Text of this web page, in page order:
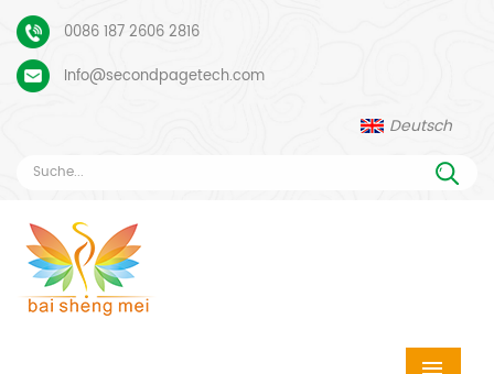
0086 187 2606 2816
Info@secondpagetech.com
Deutsch